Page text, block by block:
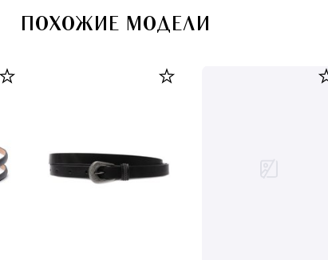
ПОХОЖИЕ МОДЕЛИ